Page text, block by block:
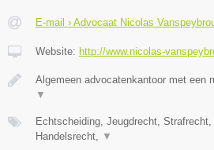
E-mail › Advocaat Nicolas
Website: http://www.nicolas-
Algemeen advocatenkantoor met een
▼
Echtscheiding, Jeugdrecht, Strafrecht,
Handelsrecht,
▼